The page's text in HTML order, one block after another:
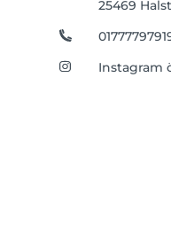
25469
Instagram